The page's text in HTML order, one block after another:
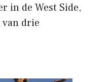
in de West Side,
drie